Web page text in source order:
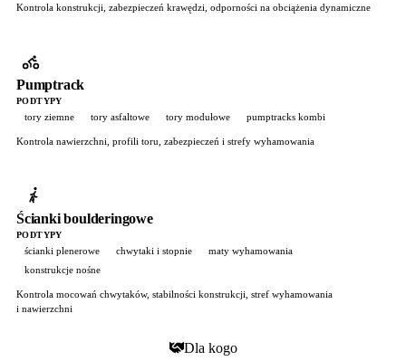
Kontrola konstrukcji, zabezpieczeń krawędzi, odporności na obciążenia dynamiczne
Pumptrack
PODTYPY
tory ziemne tory asfaltowe tory modułowe pumptracks kombi
Kontrola nawierzchni, profili toru, zabezpieczeń i strefy wyhamowania
Ścianki boulderingowe
PODTYPY
ścianki plenerowe chwytaki i stopnie
maty wyhamowania
konstrukcje nośne
Kontrola mocowań chwytaków, stabilności konstrukcji, stref wyhamowania
i nawierzchni
Dla kogo